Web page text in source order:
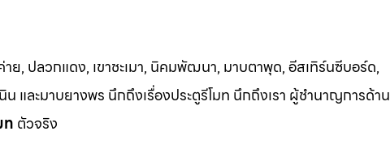
ย, ปลวกแดง, เขาชะเมา, นิคมพัฒนา, มาบตาพุด, อีสเทิร์นซีบอร์ด,
น และมาบยางพร นึกถึงเรื่องประตูรีโมท นึกถึงเรา ผู้ชำนาญการด้าน
ท ตัวจริง